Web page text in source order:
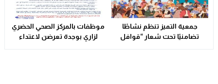
جمعية التميز تنظم نشاطًا
تضامنيًا تحت شعار “قوافل
موظفات بالمركز الصحي الحضري
لزاري بوجدة تعرضن لاعتداء